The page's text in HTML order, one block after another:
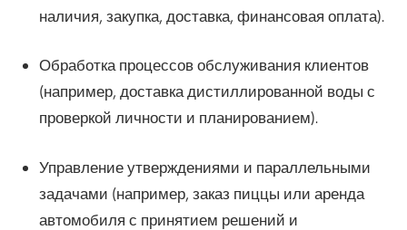
наличия, закупка, доставка, финансовая оплата).
Обработка процессов обслуживания клиентов
(например, доставка дистиллированной воды с
проверкой личности и планированием).
Управление утверждениями и параллельными
задачами (например, заказ пиццы или аренда
автомобиля с принятием решений и